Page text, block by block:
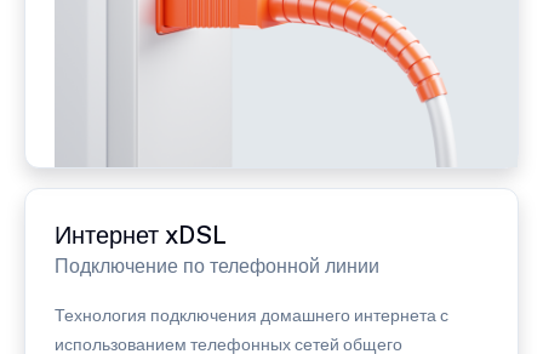
Интернет xDSL
Подключение по телефонной линии
Технология подключения домашнего интернета с
использованием телефонных сетей общего